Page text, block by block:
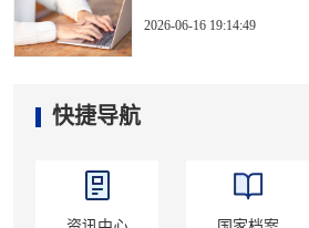
2026-06-16 19:14:49
快捷导航